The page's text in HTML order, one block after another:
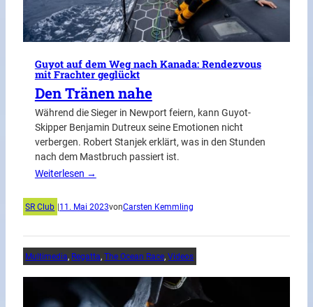
Guyot auf dem Weg nach Kanada: Rendezvous
mit Frachter geglückt
Den Tränen nahe
Während die Sieger in Newport feiern, kann Guyot-
Skipper Benjamin Dutreux seine Emotionen nicht
verbergen. Robert Stanjek erklärt, was in den Stunden
nach dem Mastbruch passiert ist.
Weiterlesen →
SR Club |11. Mai 2023vonCarsten Kemmling
Multimedia, Regatta, The Ocean Race, Videos